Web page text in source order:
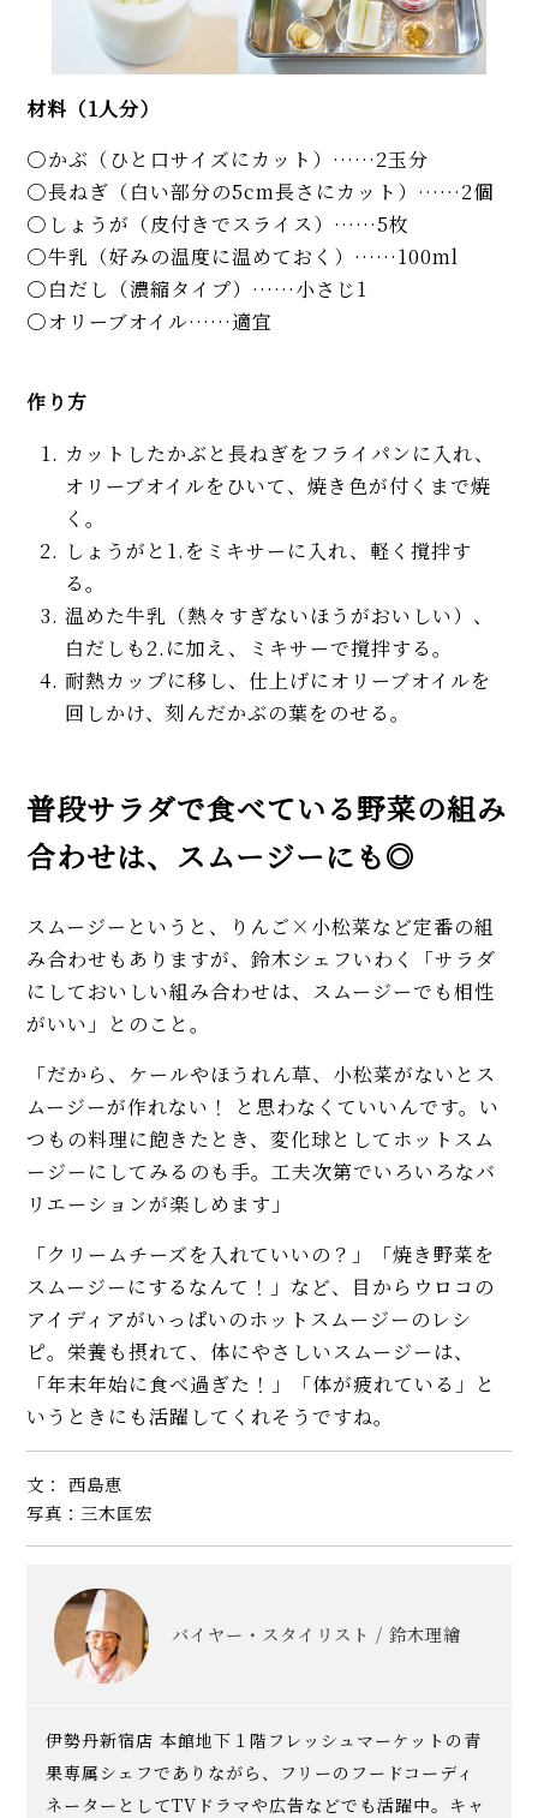
材料（1人分）
かぶ（ひと口サイズにカット）……2玉分
長ねぎ（白い部分の5cm長さにカット）……2個
しょうが（皮付きでスライス）……5枚
牛乳（好みの温度に温めておく）……100ml
白だし（濃縮タイプ）……小さじ1
オリーブオイル……適宜
作り方
カットしたかぶと長ねぎをフライパンに入れ、
オリーブオイルをひいて、焼き色が付くまで焼
く。
しょうがと1.をミキサーに入れ、軽く撹拌す
る。
温めた牛乳（熱々すぎないほうがおいしい）、
白だしも2.に加え、ミキサーで撹拌する。
耐熱カップに移し、仕上げにオリーブオイルを
回しかけ、刻んだかぶの葉をのせる。
普段サラダで食べている野菜の組み
合わせは、スムージーにも◎
スムージーというと、りんご×小松菜など定番の組
み合わせもありますが、鈴木シェフいわく「サラダ
にしておいしい組み合わせは、スムージーでも相性
がいい」とのこと。
「だから、ケールやほうれん草、小松菜がないとス
ムージーが作れない！ と思わなくていいんです。い
つもの料理に飽きたとき、変化球としてホットスム
ージーにしてみるのも手。工夫次第でいろいろなバ
リエーションが楽しめます」
「クリームチーズを入れていいの？」「焼き野菜を
スムージーにするなんて！」など、目からウロコの
アイディアがいっぱいのホットスムージーのレシ
ピ。栄養も摂れて、体にやさしいスムージーは、
「年末年始に食べ過ぎた！」「体が疲れている」と
いうときにも活躍してくれそうですね。
文： 西島恵
写真：三木匡宏
バイヤー・スタイリスト / 鈴木理繪
伊勢丹新宿店 本館地下１階フレッシュマーケットの青
果専属シェフでありながら、フリーのフードコーディ
ネーターとしてTVドラマや広告などでも活躍中。キャ